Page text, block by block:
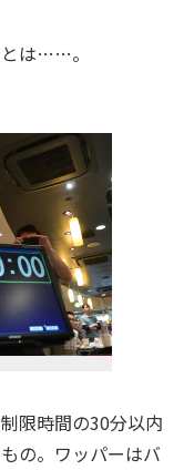
は……。
限時間の30分以内
の。ワッパーはバ